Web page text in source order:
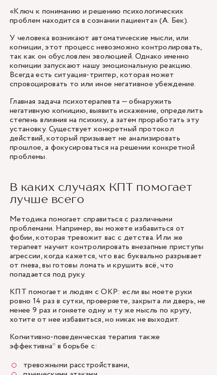
«Ключ к пониманию и решению психологических
проблем находится в сознании пациента» (А. Бек).
У человека возникают автоматические мысли, или
когниции, этот процесс невозможно контролировать,
так как он обусловлен эволюцией. Однако именно
когниции запускают нашу эмоциональную реакцию.
Всегда есть ситуация-триггер, которая может
спровоцировать то или иное негативное убеждение.
Главная задача психотерапевта — обнаружить
негативную когницию, выявить искажение, определить
степень влияния на психику, а затем проработать эту
установку. Существует конкретный протокол
действий, который призывает не анализировать
прошлое, а фокусироваться на решении конкретной
проблемы.
В каких случаях КПТ помогает
лучше всего
Методика помогает справиться с различными
проблемами. Например, вы можете избавиться от
фобии, которая тревожит вас с детства. Или же
терапевт научит контролировать внезапные приступы
агрессии, когда кажется, что вас буквально разрывает
от гнева, вы готовы ломать и крушить всё, что
попадается под руку.
КПТ помогает и людям с ОКР: если вы моете руки
ровно 14 раз в сутки, проверяете, закрыта ли дверь, не
менее 9 раз и гоняете одну и ту же мысль по кругу,
хотите от нее избавиться, но никак не выходит.
Когнитивно-поведенческая терапия также
эффективна* в борьбе с:
тревожными расстройствами,